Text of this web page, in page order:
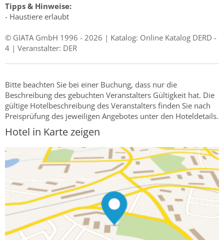
Tipps & Hinweise:
- Haustiere erlaubt
© GIATA GmbH 1996 - 2026 | Katalog: Online Katalog DERD -
4 | Veranstalter: DER
Bitte beachten Sie bei einer Buchung, dass nur die
Beschreibung des gebuchten Veranstalters Gültigkeit hat. Die
gültige Hotelbeschreibung des Veranstalters finden Sie nach
Preisprüfung des jeweiligen Angebotes unter den Hoteldetails.
Hotel in Karte zeigen